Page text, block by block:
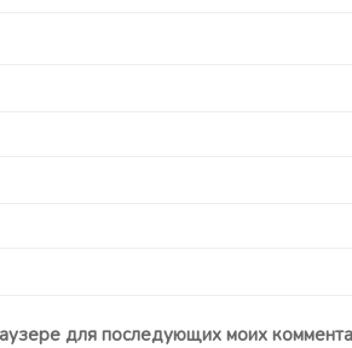
для последующих моих